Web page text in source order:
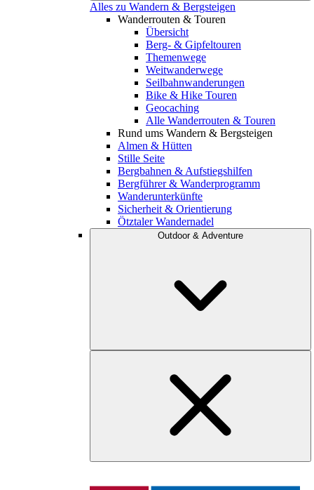
Alles zu Wandern & Bergsteigen
Wanderrouten & Touren
Übersicht
Berg- & Gipfeltouren
Themenwege
Weitwanderwege
Seilbahnwanderungen
Bike & Hike Touren
Geocaching
Alle Wanderrouten & Touren
Rund ums Wandern & Bergsteigen
Almen & Hütten
Stille Seite
Bergbahnen & Aufstiegshilfen
Bergführer & Wanderprogramm
Wanderunterkünfte
Sicherheit & Orientierung
Ötztaler Wandernadel
Outdoor & Adventure